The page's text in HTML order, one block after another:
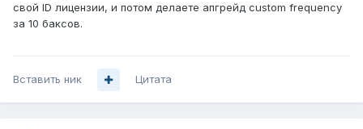
свой ID лицензии, и потом делаете апгрейд custom frequency
за 10 баксов.
Вставить ник Цитата